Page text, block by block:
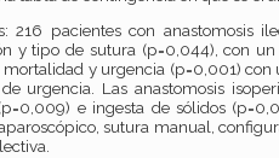
216 pacientes con anastomosis
y tipo de sutura (p=0,044), con
y urgencia (p=0,001) con
urgencia. Las anastomosis
e ingesta de sólidos
sutura manual,